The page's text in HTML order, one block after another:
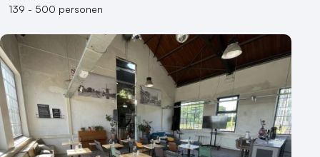
139 - 500 personen